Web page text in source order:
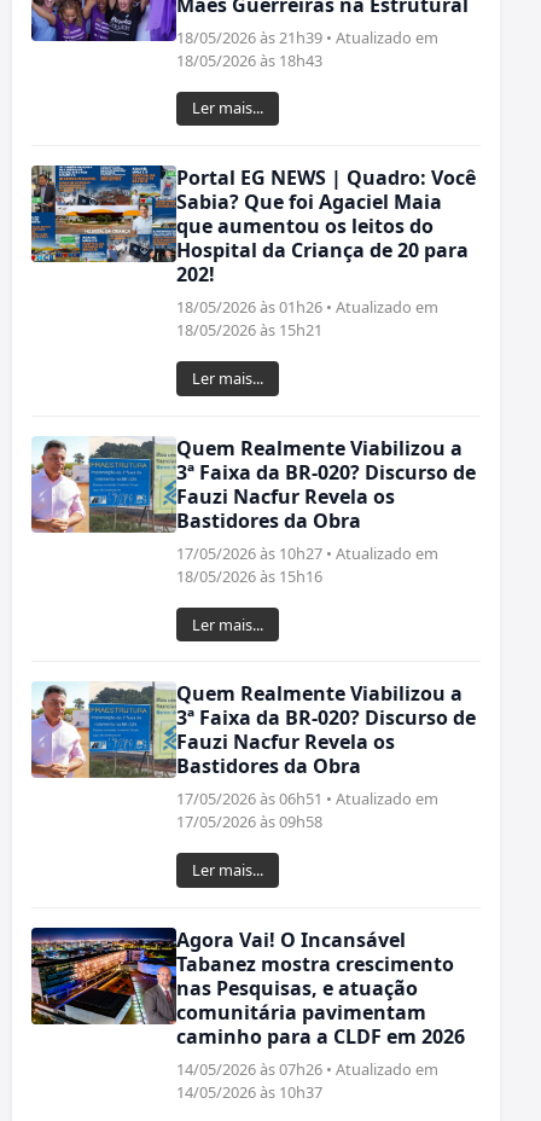
18/05/2026 às 21h39 • Atualizado em
18/05/2026 às 18h43
Ler mais...
Portal EG NEWS | Quadro: Você
Sabia? Que foi Agaciel Maia
que aumentou os leitos do
Hospital da Criança de 20 para
202!
18/05/2026 às 01h26 • Atualizado em
18/05/2026 às 15h21
Ler mais...
Quem Realmente Viabilizou a
3ª Faixa da BR-020? Discurso de
Fauzi Nacfur Revela os
Bastidores da Obra
17/05/2026 às 10h27 • Atualizado em
18/05/2026 às 15h16
Ler mais...
Quem Realmente Viabilizou a
3ª Faixa da BR-020? Discurso de
Fauzi Nacfur Revela os
Bastidores da Obra
17/05/2026 às 06h51 • Atualizado em
17/05/2026 às 09h58
Ler mais...
Agora Vai! O Incansável
Tabanez mostra crescimento
nas Pesquisas, e atuação
comunitária pavimentam
caminho para a CLDF em 2026
14/05/2026 às 07h26 • Atualizado em
14/05/2026 às 10h37